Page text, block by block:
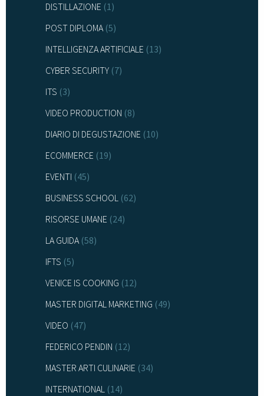
DISTILLAZIONE (1)
POST DIPLOMA(5)
INTELLIGENZA ARTIFICIALE (13)
CYBER SECURITY (7)
ITS (3)
VIDEO PRODUCTION (8)
DIARIO DI DEGUSTAZIONE (10)
ECOMMERCE (19)
EVENTI (45)
BUSINESS SCHOOL (62)
RISORSE UMANE (24)
LA GUIDA(58)
IFTS (5)
VENICE IS COOKING (12)
MASTER DIGITAL MARKETING (49)
VIDEO (47)
FEDERICO PENDIN (12)
MASTER ARTI CULINARIE (34)
INTERNATIONAL (14)